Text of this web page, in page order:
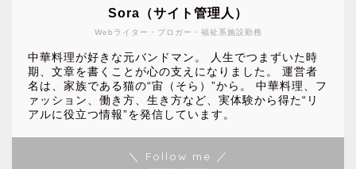
Webライター・ブロガー・福祉系施設勤務
Sora（サイト管理人）
中華料理が好きな元バンドマン。 人生でつまずいた時
期、文章を書くことが心の支えになりました。 運営者
名は、家族である猫の“宙（そら）”から。 中華料理、フ
ァッション、働き方、生き方など、実体験から得た“リ
アルに役立つ情報”を発信しています。
＼ Follow me ／